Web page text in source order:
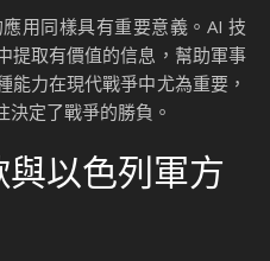
用同樣具有重要意義。AI 技
提取有價值的信息，幫助軍事
力在現代戰爭中尤為重要，
決定了戰爭的勝負。
以色列軍方